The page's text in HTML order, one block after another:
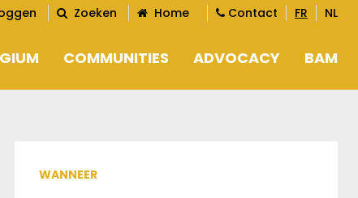
Zoeken Home Contact FR NL
COMMUNITIES
MARKETING JOBS
ADVOCACY BAM
WANNEER